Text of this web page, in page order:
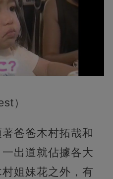
）
爸爸木村拓哉和
出道就佔據各大
姐妹花之外，有